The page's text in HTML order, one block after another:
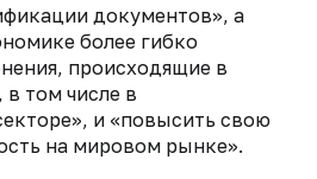
документов», а
более гибко
происходящие в
том числе в
и «повысить свою
на мировом рынке».